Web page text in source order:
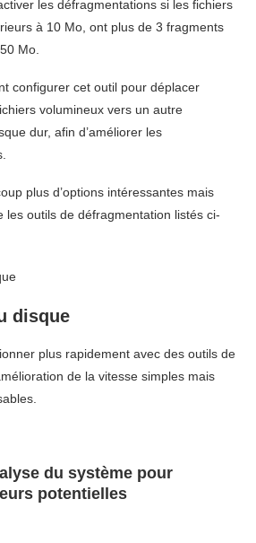
les défragmentations si les fichiers
à 10 Mo, ont plus de 3 fragments
Mo.
configurer cet outil pour déplacer
volumineux vers un autre
dur, afin d’améliorer les
plus d’options intéressantes mais
les outils de défragmentation listés ci-
disque
plus rapidement avec des outils de
de la vitesse simples mais
du système pour
potentielles